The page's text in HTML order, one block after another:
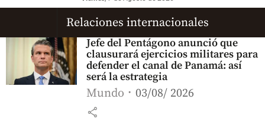
Relaciones internacionales
Jefe del Pentágono anunció que
clausurará ejercicios militares para
defender el canal de Panamá: así
será la estrategia
Mundo 03/08/ 2026
share